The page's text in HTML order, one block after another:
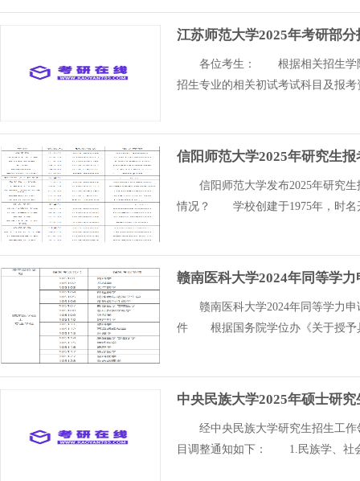
江苏师范大学2025年考研部
各位考生： 根据相关招生学院
招生专业的相关初试考试科目及报
信阳师范大学2025年研究生
信阳师范大学发布2025年研究生
情况？ 学校创建于1975年，时名
赣南医科大学2024年同等学
赣南医科大学2024年同等学力申
件 根据国务院学位办《关于授予
中央民族大学2025年硕士研
经中央民族大学研究生招生工作
目调整通知如下： 1.民族学、社